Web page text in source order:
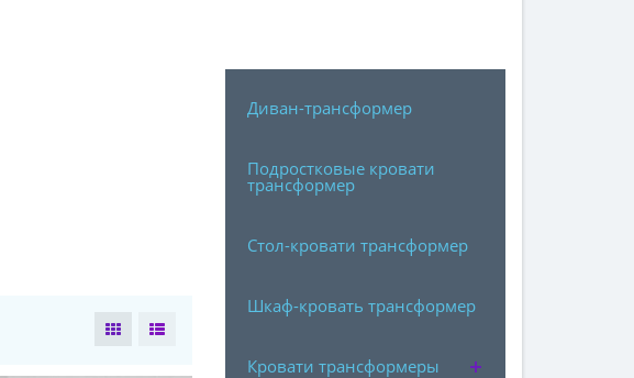
Диван-трансформер
Подростковые кровати
трансформер
Стол-кровати трансформер
Шкаф-кровать трансформер
Кровати трансформеры